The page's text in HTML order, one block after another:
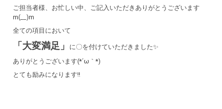
ご担当者様、お忙しい中、ご記入いただきありがとうございます
m(__)m
全ての項目において
「大変満足」
に〇を付けていただきました✨
ありがとうございます(*´ω｀*)
とても励みになります!!